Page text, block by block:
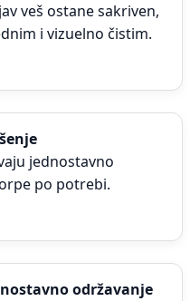
veš ostane sakriven,
i vizuelno čistim.
jednostavno
po potrebi.
održavanje